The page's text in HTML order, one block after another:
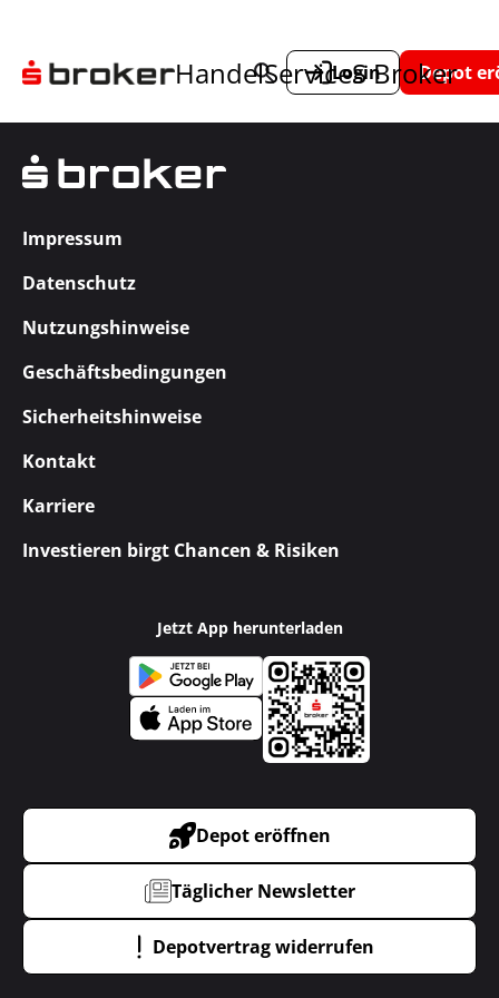
HandelServiceS Broker
Login Depot
Impressum
Datenschutz
Nutzungshinweise
Geschäftsbedingungen
Sicherheitshinweise
Kontakt
Karriere
Investieren birgt Chancen & Risiken
Jetzt App herunterladen
Depot eröffnen
Täglicher Newsletter
Depotvertrag widerrufen